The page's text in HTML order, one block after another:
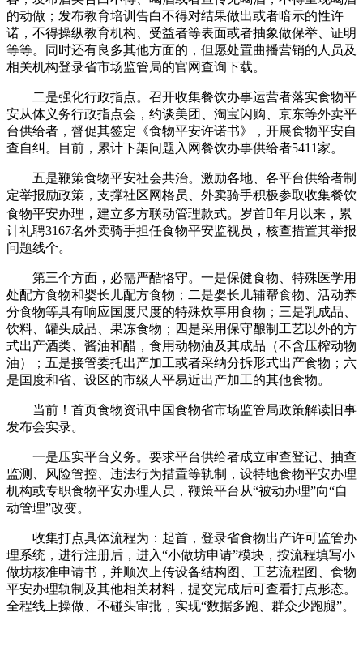
的动做；发布教育培训告白不得对结果做出或者暗示的性许
诺，不得操纵教育机构、受益者等表面或者抽象做保举、证明
等等。同时还有良多其他方面的，但愿处置曲播营销的人员及
相关机构登录省市场监管局的官网查询下载。
二是强化行政指点。召开收集餐饮办事运营者落实食物平
安从体义务行政指点会，约谈美团、淘宝闪购、京东等外卖平
台供给者，督促其签定《食物平安许诺书》，开展食物平安自
查自纠。目前，累计下架问题入网餐饮办事供给者5411家。
五是鞭策食物平安社会共治。激励各地、各平台供给者制
定举报励政策，支撑社区网格员、外卖骑手积极参取收集餐饮
食物平安办理，建立多方联动管理款式。岁首年月以来，累
计礼聘3167名外卖骑手担任食物平安监视员，核查措置其举报
问题线个。
第三个方面，必需严酷恪守。一是保健食物、特殊医学用
处配方食物和婴长儿配方食物；二是婴长儿辅帮食物、活动养
分食物等具有响应国度尺度的特殊炊事用食物；三是乳成品、
饮料、罐头成品、果冻食物；四是采用保守酿制工艺以外的方
式出产酒类、酱油和醋，食用动物油及其成品（不含压榨动物
油）；五是接管委托出产加工或者采纳分拆形式出产食物；六
是国度和省、设区的市级人平易近出产加工的其他食物。
当前！首页食物资讯中国食物省市场监管局政策解读旧事
发布会实录。
一是压实平台义务。要求平台供给者成立审查登记、抽查
监测、风险管控、违法行为措置等轨制，设特地食物平安办理
机构或专职食物平安办理人员，鞭策平台从“被动办理”向“自
动管理”改变。
收集打点具体流程为：起首，登录省食物出产许可监管办
理系统，进行注册后，进入“小做坊申请”模块，按流程填写小
做坊核准申请书，并顺次上传设备结构图、工艺流程图、食物
平安办理轨制及其他相关材料，提交完成后可查看打点形态。
全程线上操做、不碰头审批，实现“数据多跑、群众少跑腿”。